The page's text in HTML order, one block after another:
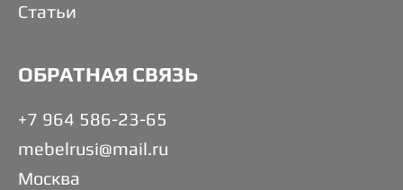
Статьи
ОБРАТНАЯ СВЯЗЬ
+7 964 586-23-65
mebelrusi@mail.ru
Москва